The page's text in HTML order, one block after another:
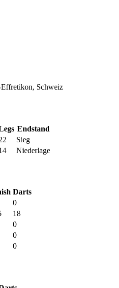
Schweiz
Endstand
Sieg
Niederlage
Darts
0
18
0
0
0